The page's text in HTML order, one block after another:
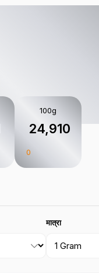
100g
₹ 24,910
0
मात्रा